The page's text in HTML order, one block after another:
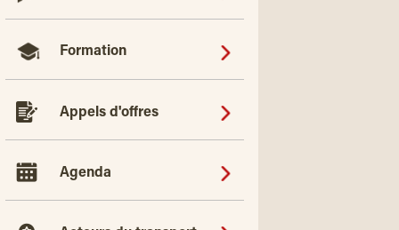
Formation
Appels d'offres
Agenda